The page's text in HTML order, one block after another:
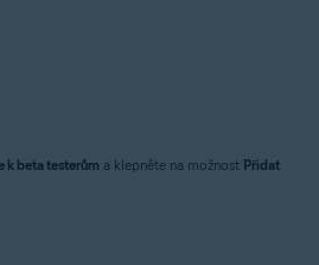
k beta testerům a klepněte na možnost Přidat